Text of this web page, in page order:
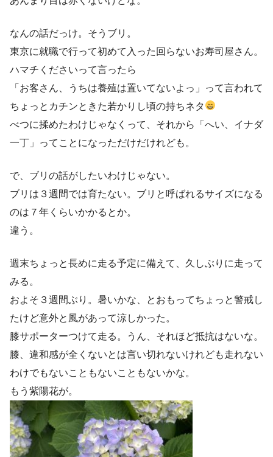
なんの話だっけ。そうブリ。
東京に就職で行って初めて入った回らないお寿司屋さん。
ハマチくださいって言ったら
「お客さん、うちは養殖は置いてないよっ」って言われて
ちょっとカチンときた若かりし頃の持ちネタ
べつに揉めたわけじゃなくって、それから「へい、イナダ
一丁」ってことになっただけだけれども。
で、ブリの話がしたいわけじゃない。
ブリは３週間では育たない。ブリと呼ばれるサイズになる
のは７年くらいかかるとか。
違う。
週末ちょっと長めに走る予定に備えて、久しぶりに走って
みる。
およそ３週間ぶり。暑いかな、とおもってちょっと警戒し
たけど意外と風があって涼しかった。
膝サポーターつけて走る。うん、それほど抵抗はないな。
膝、違和感が全くないとは言い切れないけれども走れない
わけでもないこともないこともないかな。
もう紫陽花が。